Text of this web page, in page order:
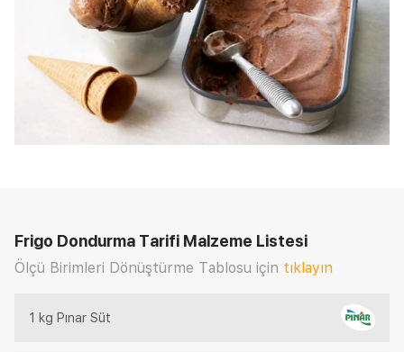
Frigo Dondurma Tarifi Malzeme Listesi
Ölçü Birimleri Dönüştürme Tablosu için tıklayın
1 kg Pınar Süt